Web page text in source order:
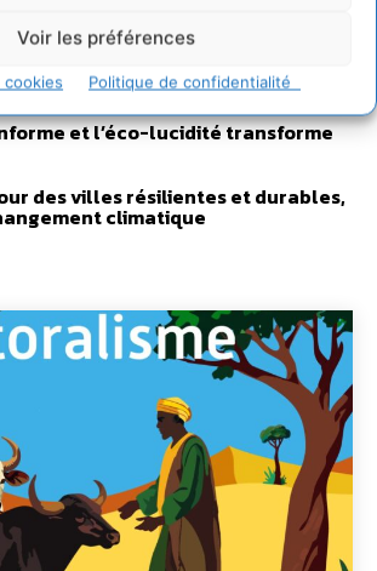
Voir les préférences
cookies Politique de confidentialité
lever les freins au
des forêts comestibles dans nos
et l’éco-lucidité transforme
des villes résilientes et durables,
climatique